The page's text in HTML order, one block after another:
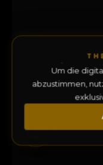
Um die
abzustimmen,